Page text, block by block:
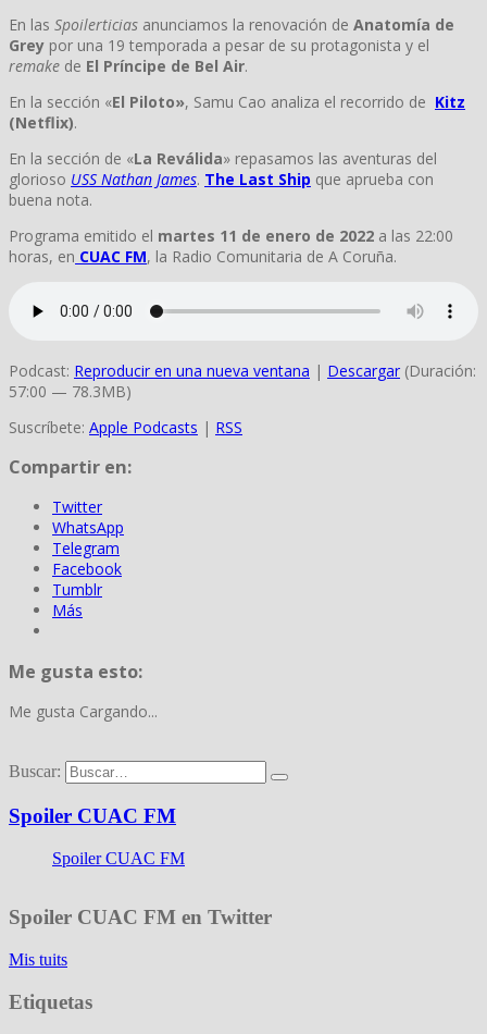
En las Spoilerticias anunciamos la renovación de Anatomía de
Grey por una 19 temporada a pesar de su protagonista y el
remake de El Príncipe de Bel Air.
En la sección «El Piloto», Samu Cao analiza el recorrido de Kitz
(Netflix).
En la sección de «La Reválida» repasamos las aventuras del
glorioso USS Nathan James. The Last Ship que aprueba con
buena nota.
Programa emitido el martes 11 de enero de 2022 a las 22:00
horas, en CUAC FM, la Radio Comunitaria de A Coruña.
Podcast: Reproducir en una nueva ventana | Descargar (Duración:
57:00 — 78.3MB)
Suscríbete: Apple Podcasts | RSS
Compartir en:
Twitter
WhatsApp
Telegram
Facebook
Tumblr
Más
Me gusta esto:
Me gusta Cargando...
Buscar:
Spoiler CUAC FM
Spoiler CUAC FM
Spoiler CUAC FM en Twitter
Mis tuits
Etiquetas